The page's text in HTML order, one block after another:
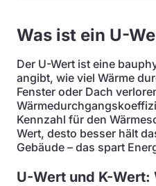
Was ist ein U-
Der U-Wert ist eine
angibt, wie viel Wärme
Fenster oder Dach
Kennzahl für den
Wert, desto besser hält
Gebäude – das spart
U-Wert und K-Wert: